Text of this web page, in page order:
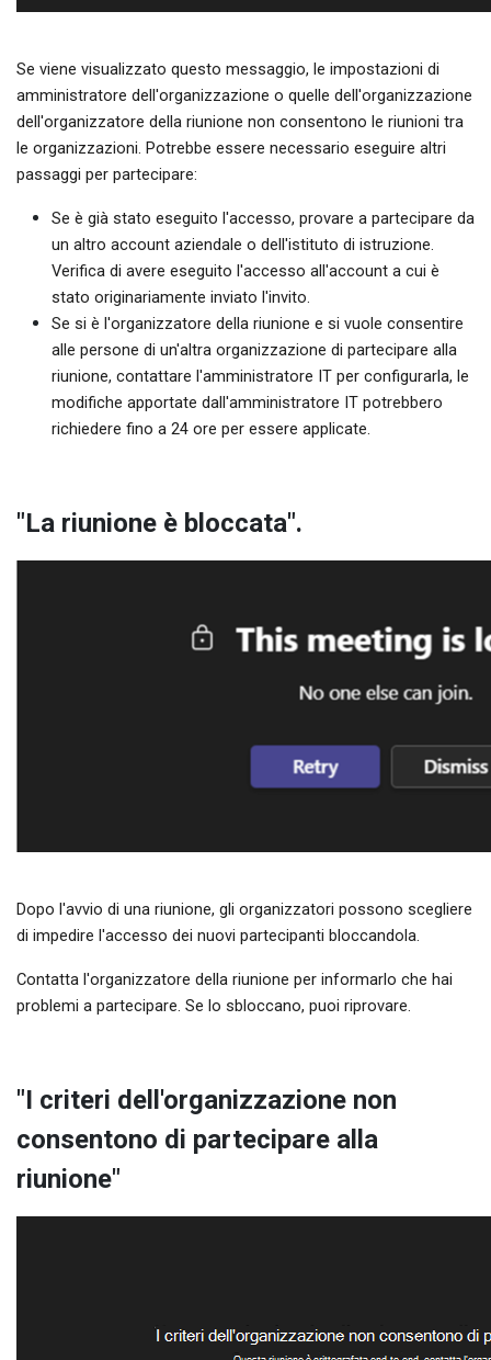
Se viene visualizzato questo messaggio, le impostazioni di
amministratore dell'organizzazione o quelle dell'organizzazione
dell'organizzatore della riunione non consentono le riunioni tra
le organizzazioni. Potrebbe essere necessario eseguire altri
passaggi per partecipare:
Se è già stato eseguito l'accesso, provare a partecipare da
un altro account aziendale o dell'istituto di istruzione.
Verifica di avere eseguito l'accesso all'account a cui è
stato originariamente inviato l'invito.
Se si è l'organizzatore della riunione e si vuole consentire
alle persone di un'altra organizzazione di partecipare alla
riunione, contattare l'amministratore IT per configurarla, le
modifiche apportate dall'amministratore IT potrebbero
richiedere fino a 24 ore per essere applicate.
"La riunione è bloccata".
Dopo l'avvio di una riunione, gli organizzatori possono scegliere
di impedire l'accesso dei nuovi partecipanti bloccandola.
Contatta l'organizzatore della riunione per informarlo che hai
problemi a partecipare. Se lo sbloccano, puoi riprovare.
"I criteri dell'organizzazione non
consentono di partecipare alla
riunione"